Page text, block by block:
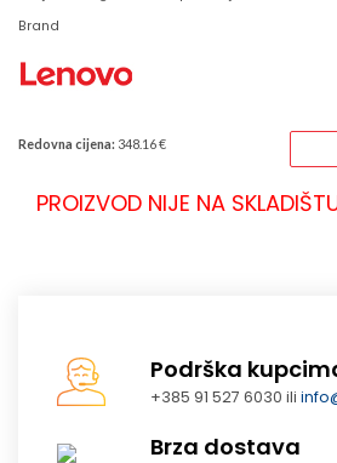
Brand
Redovna cijena: 348.16 €
PROIZVOD NIJE NA
Podrška
+385 91 527 6030 ili
Brza dostava